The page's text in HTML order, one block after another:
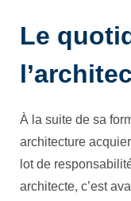
Le
À la suite de sa
architecture
lot de
architecte, c’est